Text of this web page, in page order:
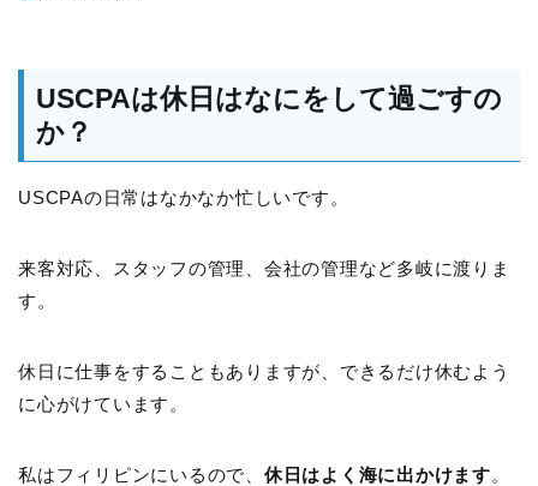
USCPAは休日はなにをして過ごすの
か？
USCPAの日常はなかなか忙しいです。
来客対応、スタッフの管理、会社の管理など多岐に渡りま
す。
休日に仕事をすることもありますが、できるだけ休むよう
に心がけています。
私はフィリピンにいるので、 休日はよく海に出かけます。